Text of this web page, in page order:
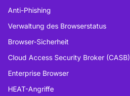
Anti-Phishing
Verwaltung des Browserstatus
Browser-Sicherheit
Cloud Access Security Broker (CASB)
Enterprise Browser
HEAT-Angriffe